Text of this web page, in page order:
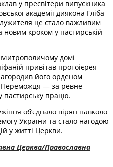
у пресвітери випускника
академії диякона Гліба
це стало важливим
новим кроком у пастирській
Митрополичому домі
привітав протоієрея
його орденом
Переможця — за ревне
пастирську працю.
об’єднало вірян навколо
України та стало нагодою
у житті Церкви.
Церква/Православна